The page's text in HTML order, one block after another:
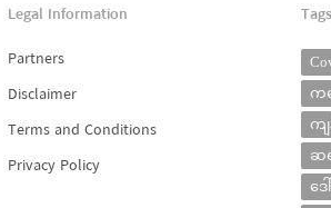
Legal Information
Partners
Disclaimer
Terms and Conditions
Privacy Policy
Tags
က
ကျ
ဆ
ဒ